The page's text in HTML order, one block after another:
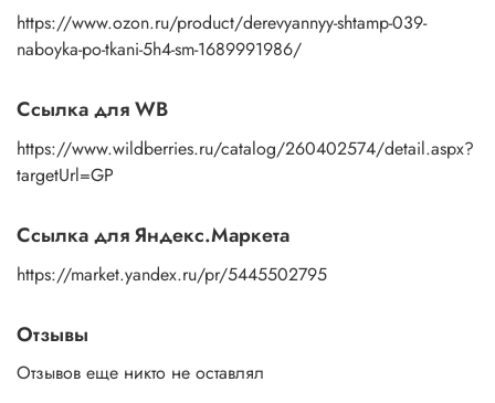
https://www.ozon.ru/product/derevyannyy-shtamp-039-
naboyka-po-tkani-5h4-sm-1689991986/
Ссылка для WB
https://www.wildberries.ru/catalog/260402574/detail.aspx?
targetUrl=GP
Ссылка для Яндекс.Маркета
https://market.yandex.ru/pr/5445502795
Отзывы
Отзывов еще никто не оставлял